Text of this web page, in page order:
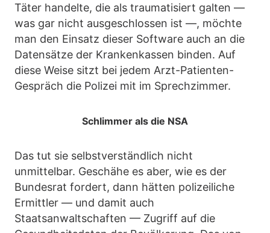
Täter handelte, die als traumatisiert galten —
was gar nicht ausgeschlossen ist —, möchte
man den Einsatz dieser Software auch an die
Datensätze der Krankenkassen binden. Auf
diese Weise sitzt bei jedem Arzt-Patienten-
Gespräch die Polizei mit im Sprechzimmer.
Schlimmer als die NSA
Das tut sie selbstverständlich nicht
unmittelbar. Geschähe es aber, wie es der
Bundesrat fordert, dann hätten polizeiliche
Ermittler — und damit auch
Staatsanwaltschaften — Zugriff auf die